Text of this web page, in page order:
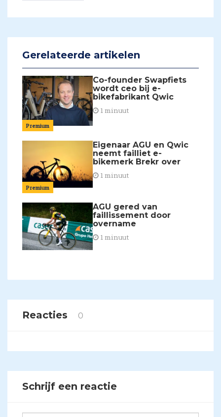
Gerelateerde artikelen
Premium
Co-founder Swapfiets
wordt ceo bij e-
bikefabrikant Qwic
1 minuut
Premium
Eigenaar AGU en Qwic
neemt failliet e-
bikemerk Brekr over
1 minuut
AGU gered van
faillissement door
overname
1 minuut
Reacties 0
Schrijf een reactie